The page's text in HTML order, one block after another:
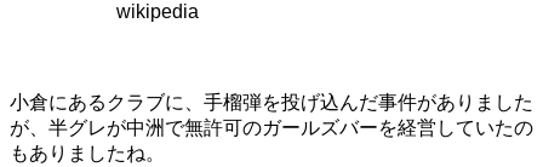
wikipedia
小倉にあるクラブに、手榴弾を投げ込んだ事件がありました
が、半グレが中洲で無許可のガールズバーを経営していたの
もありましたね。